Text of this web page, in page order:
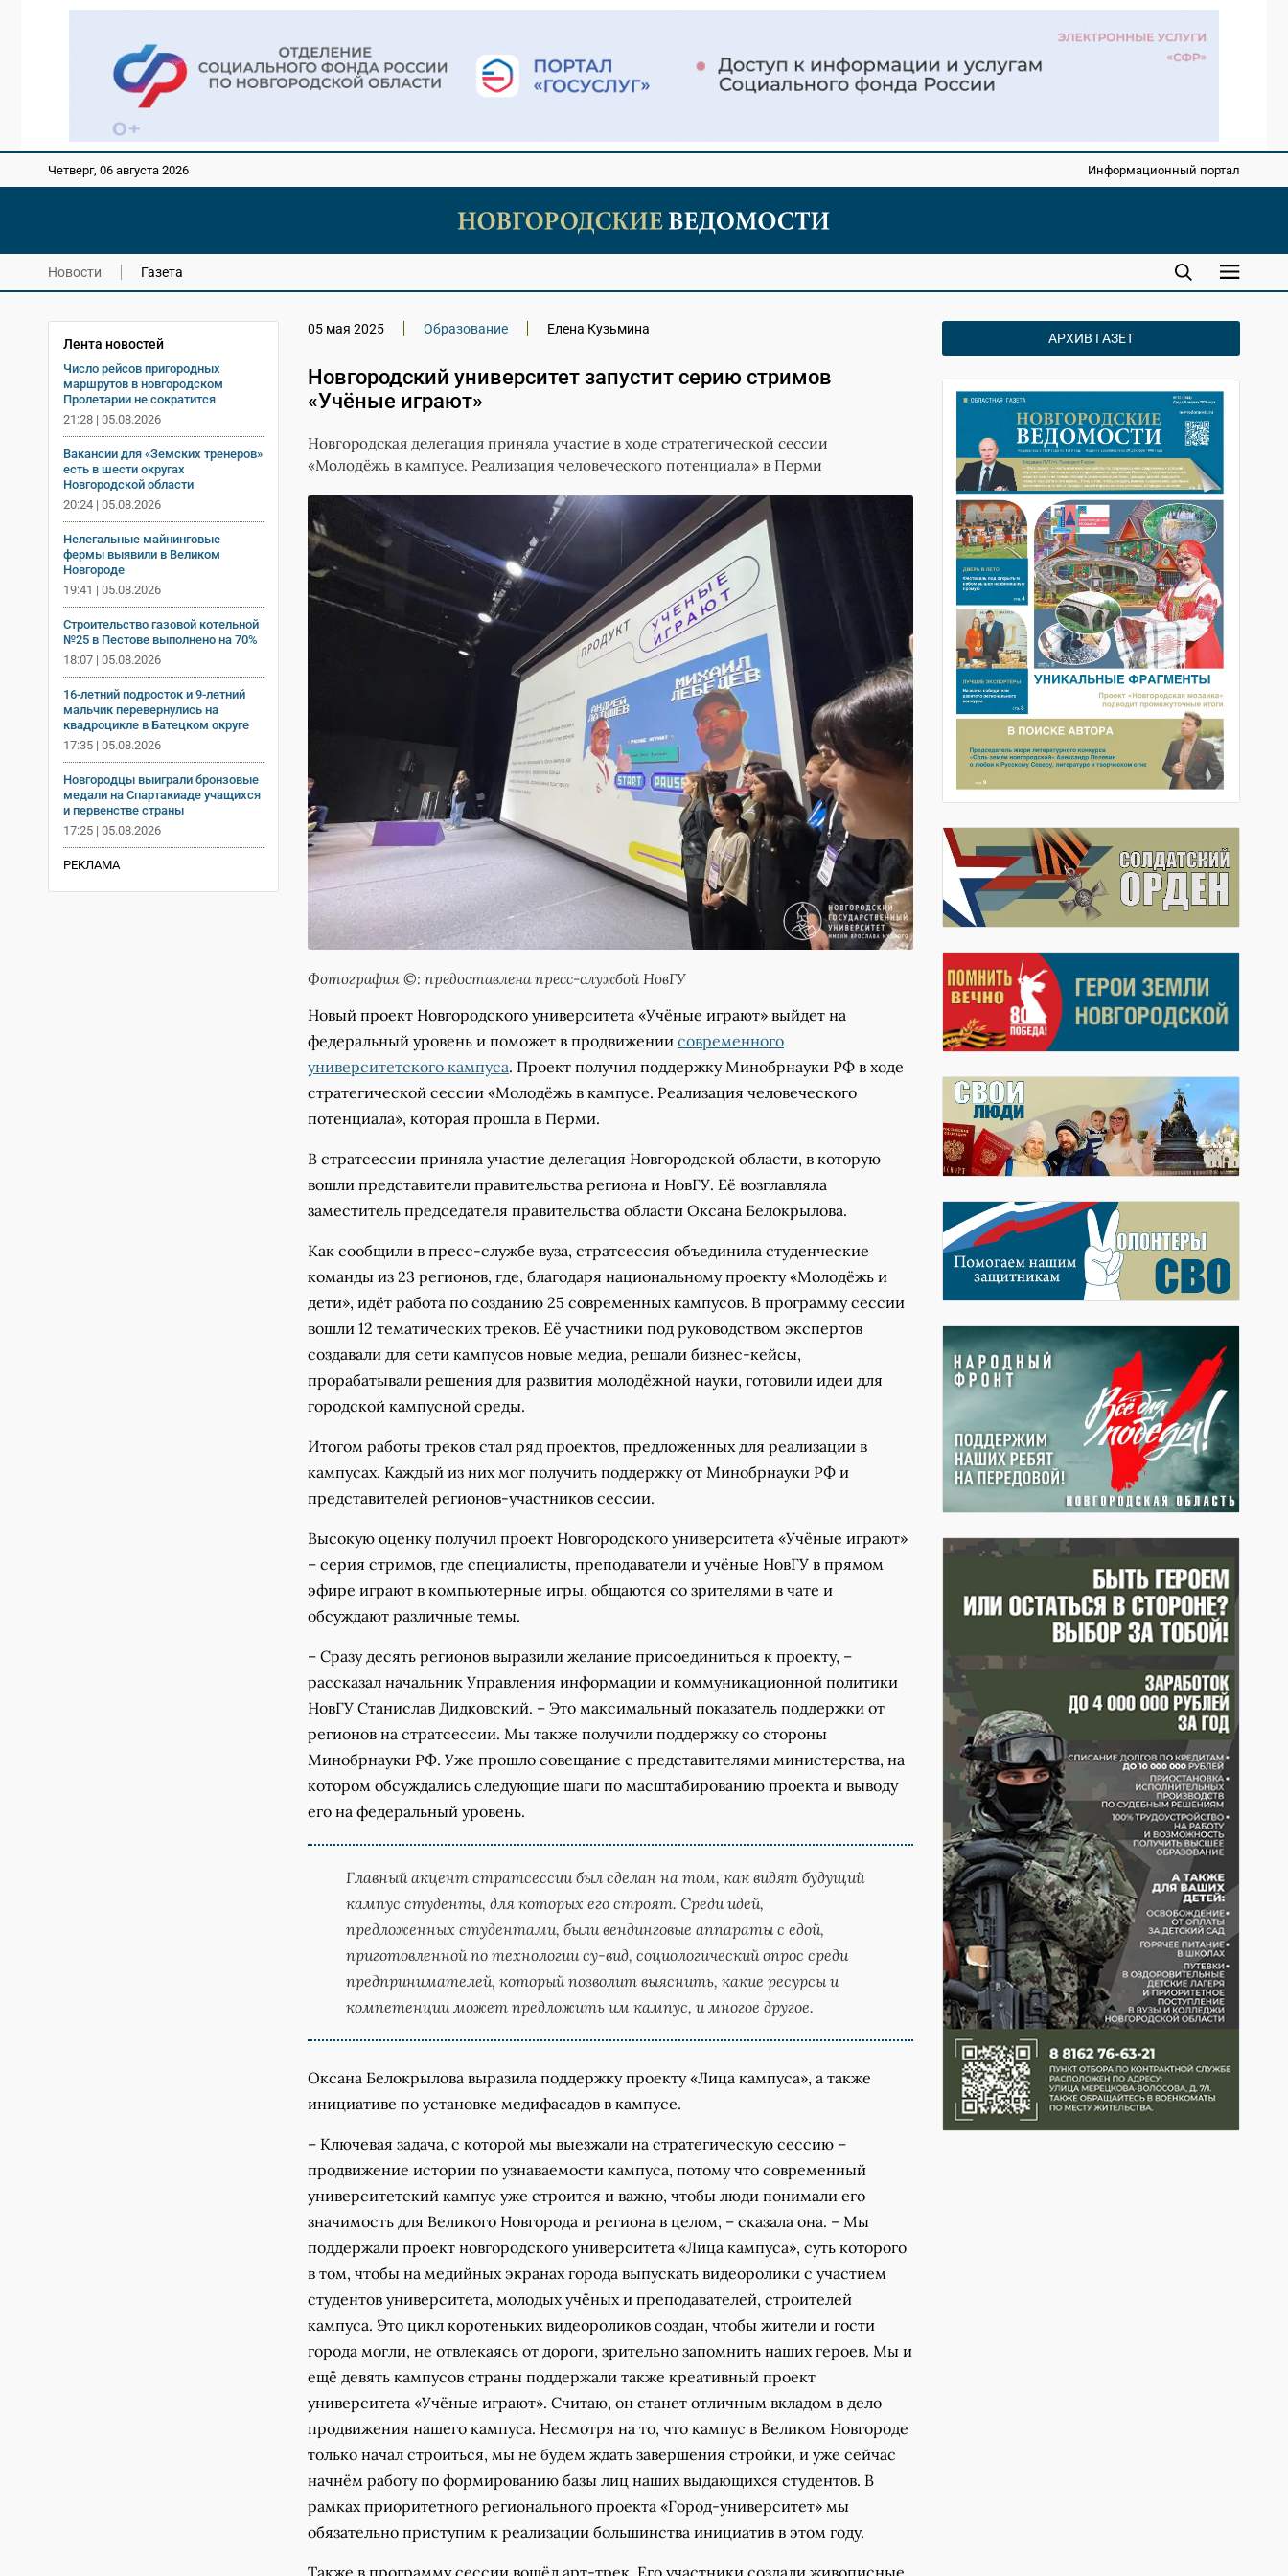
Четверг, 06 августа 2026 Информационный портал
Новости Газета
Лента новостей
Число рейсов пригородных
маршрутов в новгородском
Пролетарии не сократится
21:28 | 05.08.2026
Вакансии для «Земских тренеров»
есть в шести округах
Новгородской области
20:24 | 05.08.2026
Нелегальные майнинговые
фермы выявили в Великом
Новгороде
19:41 | 05.08.2026
Строительство газовой котельной
№25 в Пестове выполнено на 70%
18:07 | 05.08.2026
16-летний подросток и 9-летний
мальчик перевернулись на
квадроцикле в Батецком округе
17:35 | 05.08.2026
Новгородцы выиграли бронзовые
медали на Спартакиаде учащихся
и первенстве страны
17:25 | 05.08.2026
РЕКЛАМА
05 мая 2025 Образование Елена Кузьмина
Новгородский университет запустит серию стримов
«Учёные играют»
Новгородская делегация приняла участие в ходе стратегической сессии
«Молодёжь в кампусе. Реализация человеческого потенциала» в Перми
Фотография ©: предоставлена пресс-службой НовГУ
Новый проект Новгородского университета «Учёные играют» выйдет на
федеральный уровень и поможет в продвижении современного
университетского кампуса. Проект получил поддержку Минобрнауки РФ в ходе
стратегической сессии «Молодёжь в кампусе. Реализация человеческого
потенциала», которая прошла в Перми.
В стратсессии приняла участие делегация Новгородской области, в которую
вошли представители правительства региона и НовГУ. Её возглавляла
заместитель председателя правительства области Оксана Белокрылова.
Как сообщили в пресс-службе вуза, стратсессия объединила студенческие
команды из 23 регионов, где, благодаря национальному проекту «Молодёжь и
дети», идёт работа по созданию 25 современных кампусов. В программу сессии
вошли 12 тематических треков. Её участники под руководством экспертов
создавали для сети кампусов новые медиа, решали бизнес-кейсы,
прорабатывали решения для развития молодёжной науки, готовили идеи для
городской кампусной среды.
Итогом работы треков стал ряд проектов, предложенных для реализации в
кампусах. Каждый из них мог получить поддержку от Минобрнауки РФ и
представителей регионов-участников сессии.
Высокую оценку получил проект Новгородского университета «Учёные играют»
– серия стримов, где специалисты, преподаватели и учёные НовГУ в прямом
эфире играют в компьютерные игры, общаются со зрителями в чате и
обсуждают различные темы.
– Сразу десять регионов выразили желание присоединиться к проекту, –
рассказал начальник Управления информации и коммуникационной политики
НовГУ Станислав Дидковский. – Это максимальный показатель поддержки от
регионов на стратсессии. Мы также получили поддержку со стороны
Минобрнауки РФ. Уже прошло совещание с представителями министерства, на
котором обсуждались следующие шаги по масштабированию проекта и выводу
его на федеральный уровень.
Главный акцент стратсессии был сделан на том, как видят будущий
кампус студенты, для которых его строят. Среди идей,
предложенных студентами, были вендинговые аппараты с едой,
приготовленной по технологии су-вид, социологический опрос среди
предпринимателей, который позволит выяснить, какие ресурсы и
компетенции может предложить им кампус, и многое другое.
Оксана Белокрылова выразила поддержку проекту «Лица кампуса», а также
инициативе по установке медифасадов в кампусе.
– Ключевая задача, с которой мы выезжали на стратегическую сессию –
продвижение истории по узнаваемости кампуса, потому что современный
университетский кампус уже строится и важно, чтобы люди понимали его
значимость для Великого Новгорода и региона в целом, – сказала она. – Мы
поддержали проект новгородского университета «Лица кампуса», суть которого
в том, чтобы на медийных экранах города выпускать видеоролики с участием
студентов университета, молодых учёных и преподавателей, строителей
кампуса. Это цикл коротеньких видеороликов создан, чтобы жители и гости
города могли, не отвлекаясь от дороги, зрительно запомнить наших героев. Мы и
ещё девять кампусов страны поддержали также креативный проект
университета «Учёные играют». Считаю, он станет отличным вкладом в дело
продвижения нашего кампуса. Несмотря на то, что кампус в Великом Новгороде
только начал строиться, мы не будем ждать завершения стройки, и уже сейчас
начнём работу по формированию базы лиц наших выдающихся студентов. В
рамках приоритетного регионального проекта «Город-университет» мы
обязательно приступим к реализации большинства инициатив в этом году.
Также в программу сессии вошёл арт-трек. Его участники создали живописные
АРХИВ ГАЗЕТ